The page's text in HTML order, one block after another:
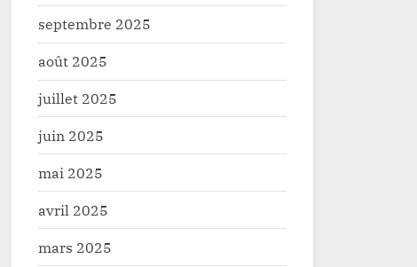
: Un présumé voleur
vif au marché central, la jeunesse
la justice populaire
septembre 2025
août 2025
juillet 2025
juin 2025
mai 2025
avril 2025
mars 2025